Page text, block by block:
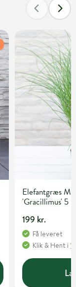
Elefantgræs
'Gracillimus' 5
199 kr.
Få leveret
Klik & Hent i